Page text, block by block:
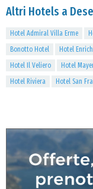
Altri Hotels a
Hotel Admiral Villa Erme
Bonotto Hotel
Hotel
Hotel Il Veliero
Hotel
Hotel Riviera
Hotel San